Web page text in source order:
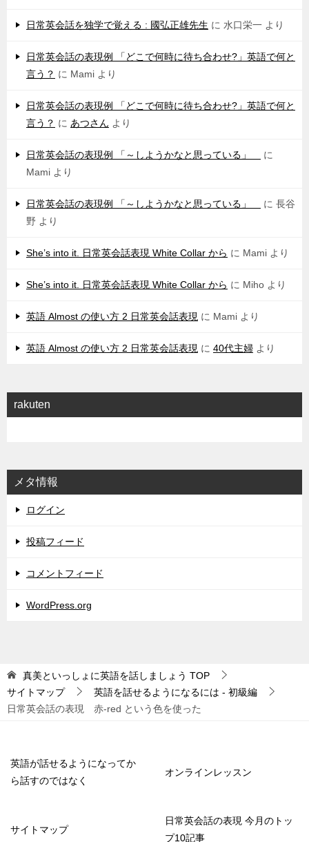
日常英会話を独学で覚える : 國弘正雄先生 に 水口栄一 より
日常英会話の表現例 「どこで何時に待ち合わせ?」英語で何と
言う？ に Mami より
日常英会話の表現例 「どこで何時に待ち合わせ?」英語で何と
言う？ に あつさん より
日常英会話の表現例 「～しようかなと思っている」
に
Mami より
日常英会話の表現例 「～しようかなと思っている」 に 長谷
野 より
She’s into it. 日常英会話表現 White Collar から に Mami より
She’s into it. 日常英会話表現 White Collar から に Miho より
英語 Almost の使い方 2 日常英会話表現 に Mami より
英語 Almost の使い方 2 日常英会話表現 に 40代主婦 より
rakuten
メタ情報
ログイン
投稿フィード
コメントフィード
WordPress.org
真美といっしょに英語を話しましょう TOP
サイトマップ
英語を話せるようになるには - 初級編
日常英会話の表現 赤-red という色を使った
英語が話せるようになってか
ら話すのではなく
オンラインレッスン
サイトマップ
日常英会話の表現 今月のトッ
プ10記事